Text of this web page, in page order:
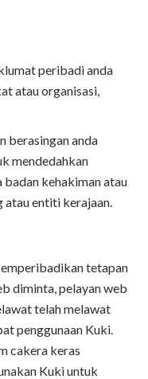
peribadi anda
atau organisasi,
berasingan anda
mendedahkan
kehakiman atau
atau entiti kerajaan.
tetapan
diminta, pelayan web
telah melawat
penggunaan Kuki.
cakera keras
Kuki untuk